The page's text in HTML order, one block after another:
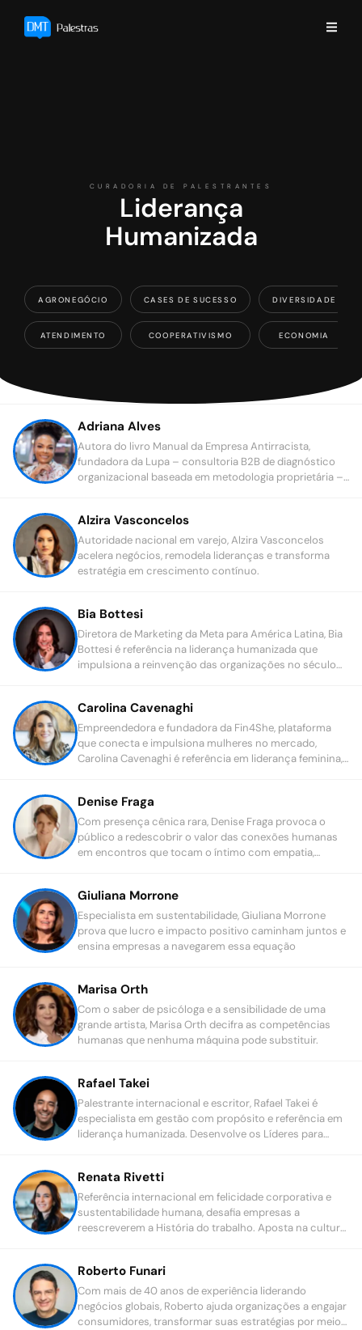
CURADORIA DE PALESTRANTES
Liderança
Humanizada
AGRONEGÓCIO
ATENDIMENTO
CASES DE SUCESSO
COOPERATIVISMO
DIVERSIDADE
ECONOMIA
Adriana Alves
Autora do livro Manual da Empresa Antirracista,
fundadora da Lupa – consultoria B2B de diagnóstico
organizacional baseada em metodologia proprietária –,
Alzira Vasconcelos
Autoridade nacional em varejo, Alzira Vasconcelos
acelera negócios, remodela lideranças e transforma
estratégia em crescimento contínuo.
Bia Bottesi
Diretora de Marketing da Meta para América Latina, Bia
Bottesi é referência na liderança humanizada que
impulsiona a reinvenção das organizações no século
Carolina Cavenaghi
Empreendedora e fundadora da Fin4She, plataforma
que conecta e impulsiona mulheres no mercado,
Carolina Cavenaghi é referência em liderança feminina,
Denise Fraga
Com presença cênica rara, Denise Fraga provoca o
público a redescobrir o valor das conexões humanas
em encontros que tocam o íntimo com empatia,
Giuliana Morrone
Especialista em sustentabilidade, Giuliana Morrone
prova que lucro e impacto positivo caminham juntos e
ensina empresas a navegarem essa equação
Marisa Orth
Com o saber de psicóloga e a sensibilidade de uma
grande artista, Marisa Orth decifra as competências
humanas que nenhuma máquina pode substituir.
Rafael Takei
Palestrante internacional e escritor, Rafael Takei é
especialista em gestão com propósito e referência em
liderança humanizada. Desenvolve os Líderes para
Renata Rivetti
Referência internacional em felicidade corporativa e
sustentabilidade humana, desafia empresas a
reescreverem a História do trabalho. Aposta na cultura
Roberto Funari
Com mais de 40 anos de experiência liderando
negócios globais, Roberto ajuda organizações a engajar
consumidores, transformar suas estratégias por meio